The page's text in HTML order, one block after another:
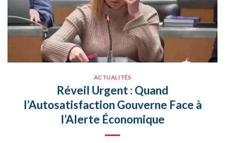
ACTUALITÉS
Réveil Urgent : Quand
l’Autosatisfaction Gouverne Face à
l’Alerte Économique